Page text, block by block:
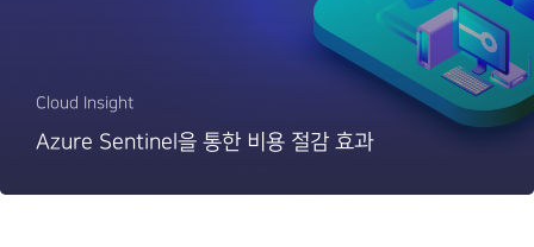
Cloud Insight
Azure Sentinel을 통한 비용 절감 효과